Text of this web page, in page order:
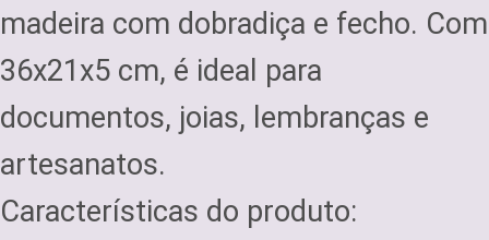
madeira com dobradiça e fecho. Com
36x21x5 cm, é ideal para
documentos, joias, lembranças e
artesanatos.
Características do produto: